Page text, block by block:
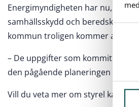
S
a
k
Energimyndigheten har nu, i
samhällsskydd och beredskap,
kommun troligen kommer att
– De uppgifter som kommit in
den pågående planeringen så
Vill du veta mer om styrel kan du